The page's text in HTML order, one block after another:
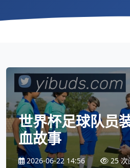
世界杯足球队员
血故事
2026-06-22 14:56 25 次